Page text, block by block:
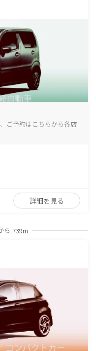
ご予約はこちらから各店
詳細を見る
ら 739m